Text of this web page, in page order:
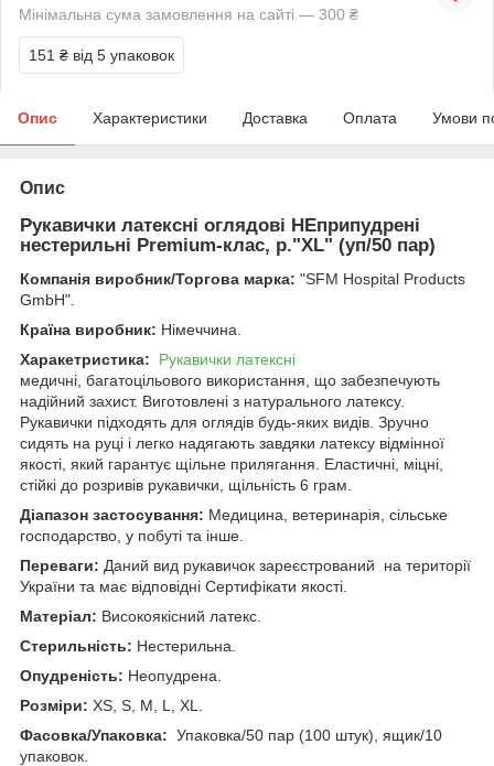
Мінімальна сума замовлення на сайті — 300 ₴
151 ₴ від 5 упаковок
Опис Характеристики Доставка Оплата Умови
Опис
Рукавички латексні оглядові НЕприпудрені
нестерильні Premium-клас, р."XL" (уп/50 пар)
Компанія виробник/Торгова марка: "SFM Hospital Products
GmbH".
Країна виробник: Німеччина.
Харакетристика:
Рукавички латексні
медичні, багатоцільового використання, що забезпечують
надійний захист. Виготовлені з натурального латексу.
Рукавички підходять для оглядів будь-яких видів. Зручно
сидять на руці і легко надягають завдяки латексу відмінної
якості, який гарантує щільне прилягання. Еластичні, міцні,
стійкі до розривів рукавички, щільність 6 грам.
Діапазон застосування: Медицина, ветеринарія, сільське
господарство, у побуті та інше.
Переваги: Даний вид рукавичок зареєстрований на території
України та має відповідні Сертифікати якості.
Матеріал: Високоякісний латекс.
Стерильність: Нестерильна.
Опудреність: Неопудрена.
Розміри: XS, S, M, L, XL.
Фасовка/Упаковка: Упаковка/50 пар (100 штук), ящик/10
упаковок.